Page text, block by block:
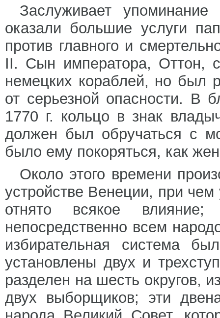
Заслуживает
оказали большие услуги
против главного и
II. Сын императора, Оттон,
немецких кораблей, но был
от серьезной опасности. В
1770 г. кольцо в знак
должен был обручаться с
было ему покоряться, как
Около этого времени
устройстве Венеции, при
отнято всякое
непосредственно всем
избирательная система
установлены двух и
разделен на шесть округов,
двух выборщиков; эти